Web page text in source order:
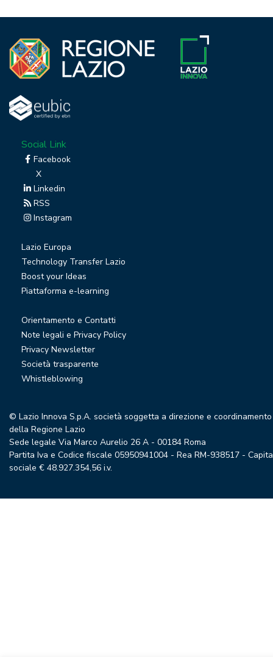
Social Link
Facebook
X
Linkedin
RSS
Instagram
Lazio Europa
Technology Transfer Lazio
Boost your Ideas
Piattaforma e-learning
Orientamento e Contatti
Note legali e Privacy Policy
Privacy Newsletter
Società trasparente
Whistleblowing
© Lazio Innova S.p.A. società soggetta a direzione e coordinamento
della Regione Lazio
Sede legale Via Marco Aurelio 26 A - 00184 Roma
Partita Iva e Codice fiscale 05950941004 - Rea RM-938517 -
sociale € 48.927.354,56 i.v.